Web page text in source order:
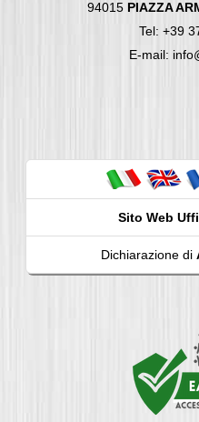
94015 PIAZZA
Tel: +39
E-mail:
Sito Web
Dichiarazione di